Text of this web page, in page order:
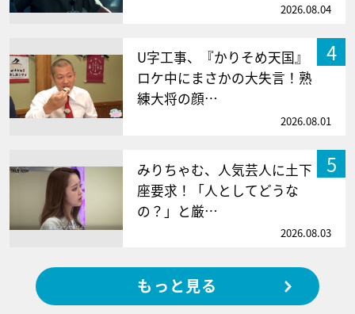
2026.08.04
4
U字工事、『かりそめ天国』
ロケ中にまさかの大失言！熟
練大将の顔…
2026.08.01
5
みりちゃむ、人気芸人に土下
座要求！「人としてどうな
の？」と厳…
2026.08.03
もっと見る